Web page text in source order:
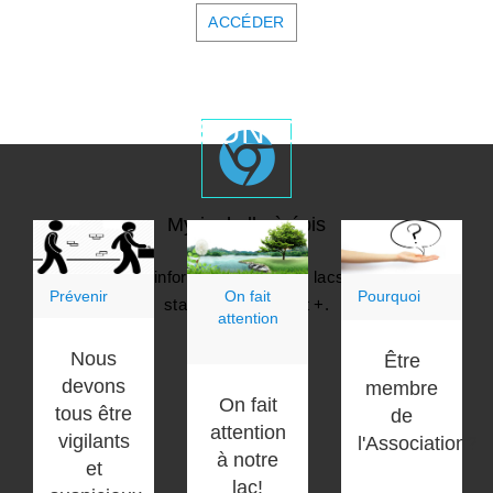
ACCÉDER
Myriophylle à épis
Nouveaux fiche informative, liste des lacs ayant du MÀÉ,
station de lavage et +.
GARDER UN OEIL SUR
Prévenir
Nous
devons
tous être
vigilants
et
On fait
attention
On fait
attention
à notre
lac!
Pourquoi
Être
membre
de
l'Association?